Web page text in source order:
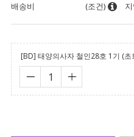
배송비
(조건)
[BD] 태양의사자 철인28호 1기 (초